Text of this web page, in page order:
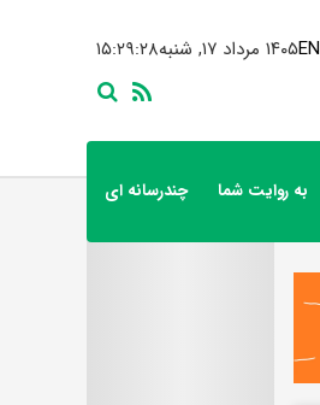
۱۵:۲۹:۳۰ ۱۴۰۵ مرداد ۱۷, شنبهEN
به روایت شما چندرسانه ای